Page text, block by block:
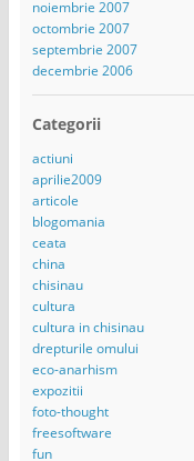
noiembrie 2007
octombrie 2007
septembrie 2007
decembrie 2006
Categorii
actiuni
aprilie2009
articole
blogomania
ceata
china
chisinau
cultura
cultura in chisinau
drepturile omului
eco-anarhism
expozitii
foto-thought
freesoftware
fun